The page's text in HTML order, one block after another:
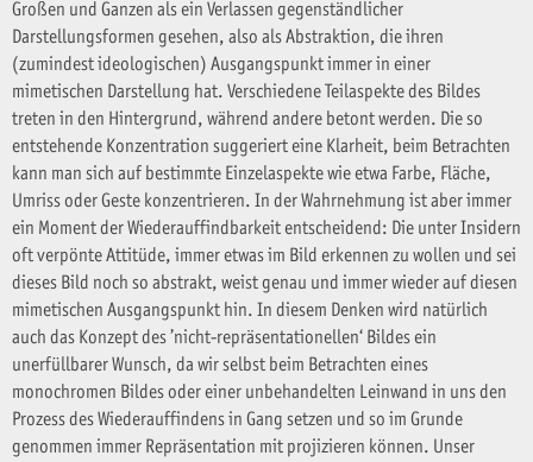
Großen und Ganzen als ein Verlassen gegenständlicher
Darstellungsformen gesehen, also als Abstraktion, die ihren
(zumindest ideologischen) Ausgangspunkt immer in einer
mimetischen Darstellung hat. Verschiedene Teilaspekte des Bildes
treten in den Hintergrund, während andere betont werden. Die so
entstehende Konzentration suggeriert eine Klarheit, beim Betrachten
kann man sich auf bestimmte Einzelaspekte wie etwa Farbe, Fläche,
Umriss oder Geste konzentrieren. In der Wahrnehmung ist aber immer
ein Moment der Wiederauffindbarkeit entscheidend: Die unter Insidern
oft verpönte Attitüde, immer etwas im Bild erkennen zu wollen und sei
dieses Bild noch so abstrakt, weist genau und immer wieder auf diesen
mimetischen Ausgangspunkt hin. In diesem Denken wird natürlich
auch das Konzept des ’nicht-repräsentationellen‘ Bildes ein
unerfüllbarer Wunsch, da wir selbst beim Betrachten eines
monochromen Bildes oder einer unbehandelten Leinwand in uns den
Prozess des Wiederauffindens in Gang setzen und so im Grunde
genommen immer Repräsentation mit projizieren können. Unser